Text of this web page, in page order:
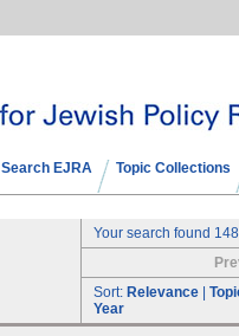
Search EJRA Topic Collections
Your search found
Sort: Relevance
Year